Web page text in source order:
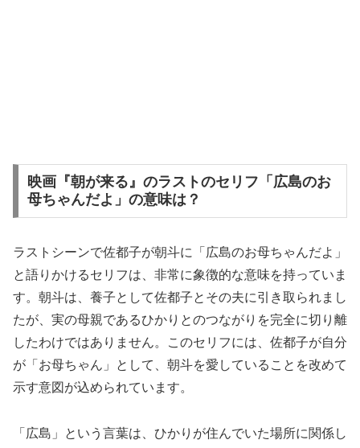
映画『朝が来る』のラストのセリフ「広島のお
母ちゃんだよ」の意味は？
ラストシーンで佐都子が朝斗に「広島のお母ちゃんだよ」
と語りかけるセリフは、非常に象徴的な意味を持っていま
す。朝斗は、養子として佐都子とその夫に引き取られまし
たが、実の母親であるひかりとのつながりを完全に切り離
したわけではありません。このセリフには、佐都子が自分
が「お母ちゃん」として、朝斗を愛していることを改めて
示す意図が込められています。
「広島」という言葉は、ひかりが住んでいた場所に関係し